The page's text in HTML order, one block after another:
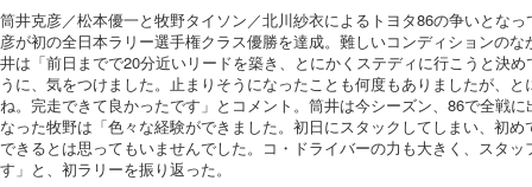
筒井克彦／松本優一と牧野タイソン／北川紗衣によるトヨタ86の争いとな
彦が初の全日本ラリー選手権クラス優勝を達成。難しいコンディションの
井は「前日までで20分近いリードを築き、とにかくステディに行こうと決
うに、気をつけました。止まりそうになったことも何度もありましたが、
ね。完走できて良かったです」とコメント。筒井は今シーズン、86で全戦
なった牧野は「色々な経験ができました。初日にスタックしてしまい、初
できるとは思ってもいませんでした。コ・ドライバーの力も大きく、スタ
す」と、初ラリーを振り返った。